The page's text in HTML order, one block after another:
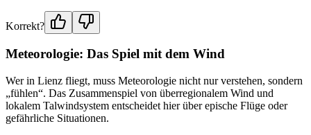
Korrekt?
Meteorologie: Das Spiel mit dem Wind
Wer in Lienz fliegt, muss Meteorologie nicht nur verstehen, sondern
„fühlen“. Das Zusammenspiel von überregionalem Wind und
lokalem Talwindsystem entscheidet hier über epische Flüge oder
gefährliche Situationen.